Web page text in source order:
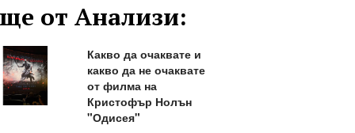
от Анализи:
Какво да очаквате и
какво да не очаквате
от филма на
Кристофър Нолън
"Одисея"